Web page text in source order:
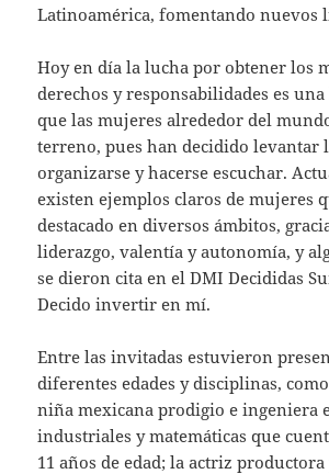
Latinoamérica, fomentando nuevos
Hoy en día la lucha por obtener los
derechos y responsabilidades es
que las mujeres alrededor del
terreno, pues han decidido levantar
organizarse y hacerse escuchar.
existen ejemplos claros de mujeres
destacado en diversos ámbitos,
liderazgo, valentía y autonomía, y
se dieron cita en el DMI Decididas
Decido invertir en mí.
Entre las invitadas estuvieron
diferentes edades y disciplinas,
niña mexicana prodigio e ingeniera
industriales y matemáticas que
11 años de edad; la actriz